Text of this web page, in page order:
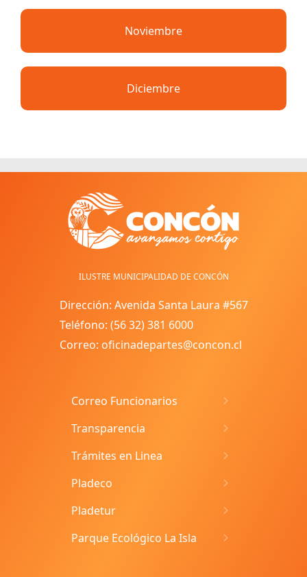
Noviembre
Diciembre
ILUSTRE MUNICIPALIDAD DE CONCÓN
Dirección: Avenida Santa Laura #567
Teléfono: (56 32) 381 6000
Correo: oficinadepartes@concon.cl
Correo Funcionarios
Transparencia
Trámites en Linea
Pladeco
Pladetur
Parque Ecológico La Isla